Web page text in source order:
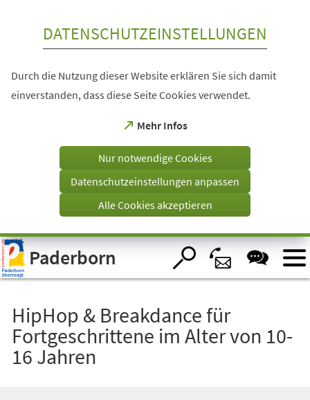
Visuelle
Assistenzsoftware
öffnen.
DATENSCHUTZEINSTELLUNGEN
Durch die Nutzung dieser Website erklären Sie sich damit
einverstanden, dass diese Seite Cookies verwendet.
Mehr Infos
(Öffnet
einem
Tab)
Nur notwendige Cookies
Datenschutzeinstellungen anpassen
Alle Cookies akzeptieren
Paderborn
HipHop & Breakdance für
Fortgeschrittene im Alter von 10-
16 Jahren